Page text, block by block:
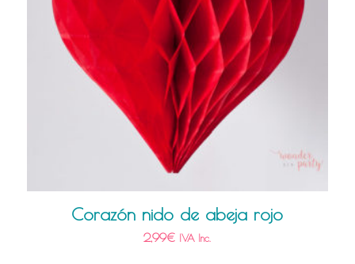
Corazón nido de abeja rojo
2,99€ IVA Inc.